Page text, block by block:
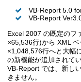
VB-Report 5.0
VB-Report
Excel 2007 の既定のフ
×65,536行)から XML
×1,048,576行へと大幅
の新機能が追加されて
VB-Report では、新し
きません。